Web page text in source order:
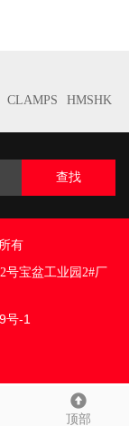
顶部
CLAMPS HMSHK
查找
有
2号宝盆工业园2#厂
号-1